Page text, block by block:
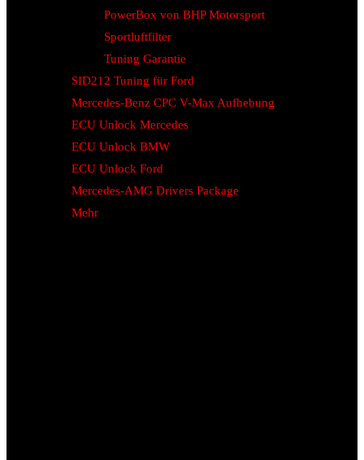
PowerBox von BHP Motorsport
Sportluftfilter
Tuning Garantie
SID212 Tuning für Ford
Mercedes-Benz CPC V-Max Aufhebung
ECU Unlock Mercedes
ECU Unlock BMW
ECU Unlock Ford
Mercedes-AMG Drivers Package
Mehr